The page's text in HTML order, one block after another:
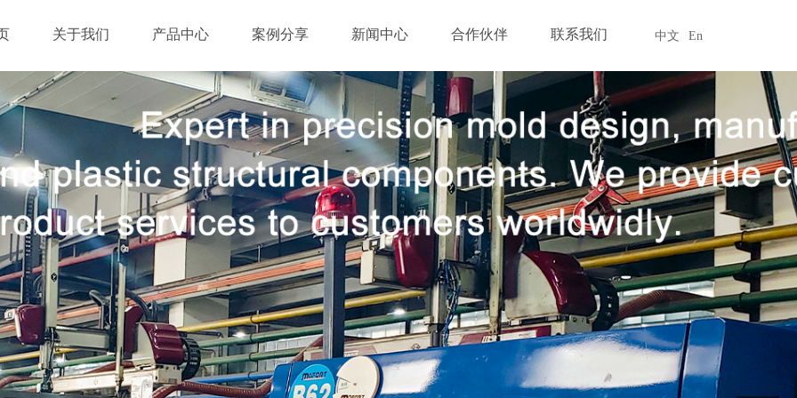
关于我们 产品中心 案例分享 新闻中心 合作伙伴 联系我们 中文 En